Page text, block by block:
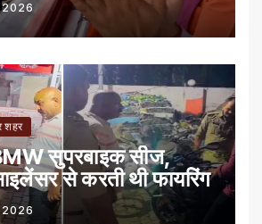
2026
शहर
सुपरबाइक सीज,
से करती थी फायरिंग
2026